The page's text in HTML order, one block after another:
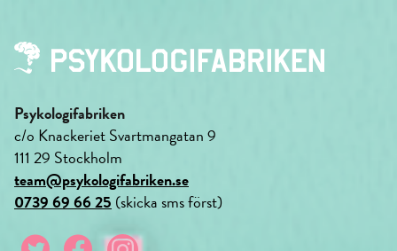
Psykologifabriken
c/o Knackeriet Svartmangatan 9
111 29 Stockholm
team@psykologifabriken.se
0739 69 66 25 (skicka sms först)